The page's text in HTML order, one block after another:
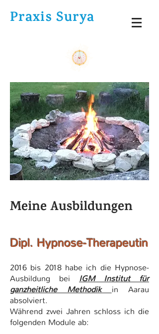
Praxis Surya
Meine Ausbildungen
Dipl. Hypnose-Therapeutin
2016 bis 2018 habe ich die Hypnose-
Ausbildung bei IGM Institut für
ganzheitliche Methodik in Aarau
absolviert.
Während zwei Jahren schloss ich die
folgenden Module ab: